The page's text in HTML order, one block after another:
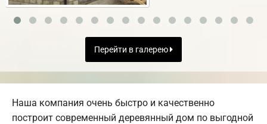
Перейти в галерею
Наша компания очень быстро и качественно
построит современный деревянный дом по выгодной